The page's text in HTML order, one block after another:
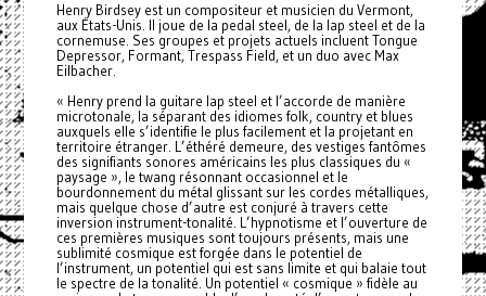
Henry Birdsey est un compositeur et musicien du Vermont,
aux États-Unis. Il joue de la pedal steel, de la lap steel et de la
cornemuse. Ses groupes et projets actuels incluent Tongue
Depressor, Formant, Trespass Field, et un duo avec Max
Eilbacher.
« Henry prend la guitare lap steel et l’accorde de manière
microtonale, la séparant des idiomes folk, country et blues
auxquels elle s’identifie le plus facilement et la projetant en
territoire étranger. L’éthéré demeure, des vestiges fantômes
des signifiants sonores américains les plus classiques du «
paysage », le twang résonnant occasionnel et le
bourdonnement du métal glissant sur les cordes métalliques,
mais quelque chose d’autre est conjuré à travers cette
inversion instrument-tonalité. L’hypnotisme et l’ouverture de
ces premières musiques sont toujours présents, mais une
sublimité cosmique est forgée dans le potentiel de
l’instrument, un potentiel qui est sans limite et qui balaie tout
le spectre de la tonalité. Un potentiel « cosmique » fidèle au